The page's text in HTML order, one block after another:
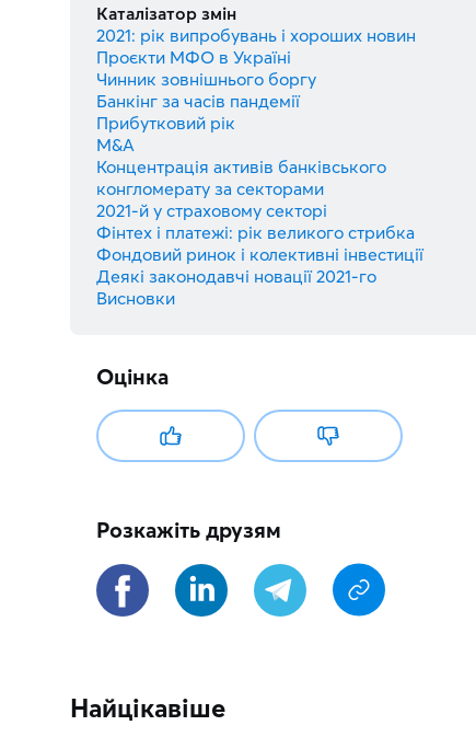
Каталізатор змін
2021: рік випробувань і хороших новин
Проєкти МФО в Україні
Чинник зовнішнього боргу
Банкінг за часів пандемії
Прибутковий рік
M&A
Концентрація активів банківського
конгломерату за секторами
2021-й у страховому секторі
Фінтех і платежі: рік великого стрибка
Фондовий ринок і колективні інвестиції
Деякі законодавчі новації 2021-го
Висновки
Оцінка
Розкажіть друзям
Найцікавіше